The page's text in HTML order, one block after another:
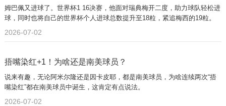
姆巴佩又进球了。世界杯1 16决赛，他面对瑞典梅开二度，助力球队轻松进
球，同时也将自己的世界杯个人进球总数提升至18粒，紧追梅西的19粒。
2026-07-02
捂嘴染红+1！为啥还是南美球员？
说来有趣，无论阿米尔隆还是因卡皮耶，都是南美球员，为啥连续两次“捂
嘴染红”都在南美球员中诞生，这肯定有点说法。
2026-07-02